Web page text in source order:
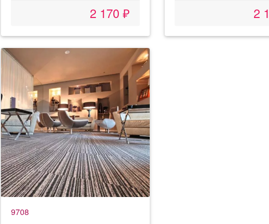
2 170 ₽ 2
9708